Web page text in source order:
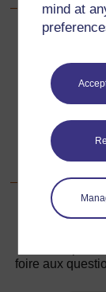
mind at
1.
foire aux